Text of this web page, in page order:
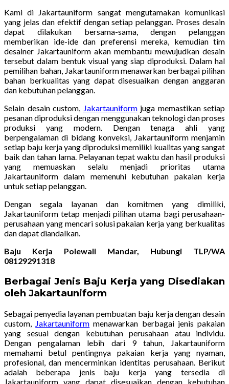
Kami di Jakartauniform sangat mengutamakan komunikasi
yang jelas dan efektif dengan setiap pelanggan. Proses desain
dapat dilakukan bersama-sama, dengan pelanggan
memberikan ide-ide dan preferensi mereka, kemudian tim
desainer Jakartauniform akan membantu mewujudkan desain
tersebut dalam bentuk visual yang siap diproduksi. Dalam hal
pemilihan bahan, Jakartauniform menawarkan berbagai pilihan
bahan berkualitas yang dapat disesuaikan dengan anggaran
dan kebutuhan pelanggan.
Selain desain custom, Jakartauniform juga memastikan setiap
pesanan diproduksi dengan menggunakan teknologi dan proses
produksi yang modern. Dengan tenaga ahli yang
berpengalaman di bidang konveksi, Jakartauniform menjamin
setiap baju kerja yang diproduksi memiliki kualitas yang sangat
baik dan tahan lama. Pelayanan tepat waktu dan hasil produksi
yang memuaskan selalu menjadi prioritas utama
Jakartauniform dalam memenuhi kebutuhan pakaian kerja
untuk setiap pelanggan.
Dengan segala layanan dan komitmen yang dimiliki,
Jakartauniform tetap menjadi pilihan utama bagi perusahaan-
perusahaan yang mencari solusi pakaian kerja yang berkualitas
dan dapat diandalkan.
Baju Kerja Polewali Mandar, Hubungi TLP/WA
08129291318
Berbagai Jenis Baju Kerja yang Disediakan
oleh Jakartauniform
Sebagai penyedia layanan pembuatan baju kerja dengan desain
custom, Jakartauniform menawarkan berbagai jenis pakaian
yang sesuai dengan kebutuhan perusahaan atau individu.
Dengan pengalaman lebih dari 9 tahun, Jakartauniform
memahami betul pentingnya pakaian kerja yang nyaman,
profesional, dan mencerminkan identitas perusahaan. Berikut
adalah beberapa jenis baju kerja yang tersedia di
Jakartauniform yang dapat disesuaikan dengan kebutuhan